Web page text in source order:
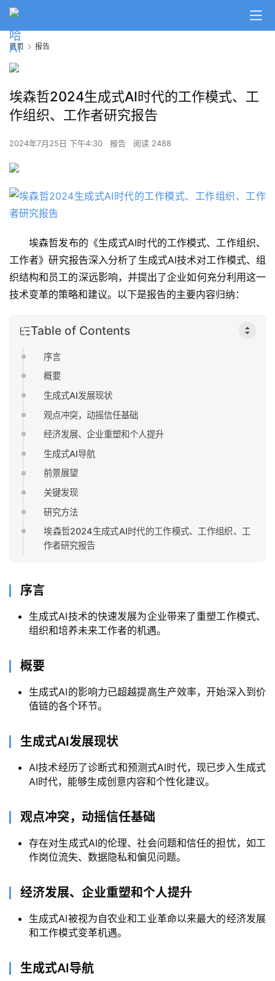
报
源
项
目
应
业
登录
首页 报告
埃森哲2024生成式AI时代的工作模式、工
作组织、工作者研究报告
2024年7月25日 下午4:30 报告 阅读 2488
埃森哲发布的《生成式AI时代的工作模式、工作组织、
工作者》研究报告深入分析了生成式AI技术对工作模式、组
织结构和员工的深远影响，并提出了企业如何充分利用这一
技术变革的策略和建议。以下是报告的主要内容归纳：
Table of Contents
序言
概要
生成式AI发展现状
观点冲突，动摇信任基础
经济发展、企业重塑和个人提升
生成式AI导航
前景展望
关键发现
研究方法
埃森哲2024生成式AI时代的工作模式、工作组织、工
作者研究报告
序言
生成式AI技术的快速发展为企业带来了重塑工作模式、
组织和培养未来工作者的机遇。
概要
生成式AI的影响力已超越提高生产效率，开始深入到价
值链的各个环节。
生成式AI发展现状
AI技术经历了诊断式和预测式AI时代，现已步入生成式
AI时代，能够生成创意内容和个性化建议。
观点冲突，动摇信任基础
存在对生成式AI的伦理、社会问题和信任的担忧，如工
作岗位流失、数据隐私和偏见问题。
经济发展、企业重塑和个人提升
生成式AI被视为自农业和工业革命以来最大的经济发展
和工作模式变革机遇。
生成式AI导航